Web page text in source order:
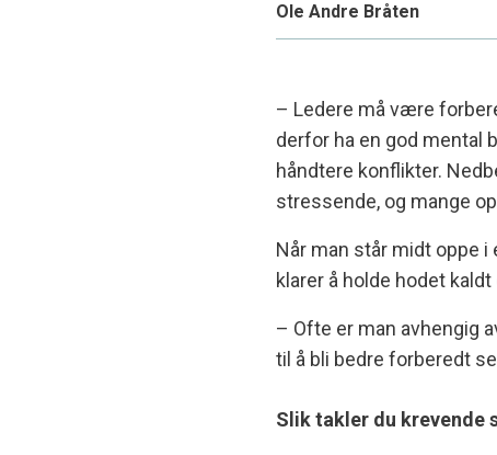
Ole Andre Bråten
– Ledere må være
derfor ha en god mental
håndtere konflikter.
stressende, og mange
Når man står midt oppe
klarer å holde hodet
– Ofte er man avhengig
til å bli bedre forberedt
Slik takler du krevende